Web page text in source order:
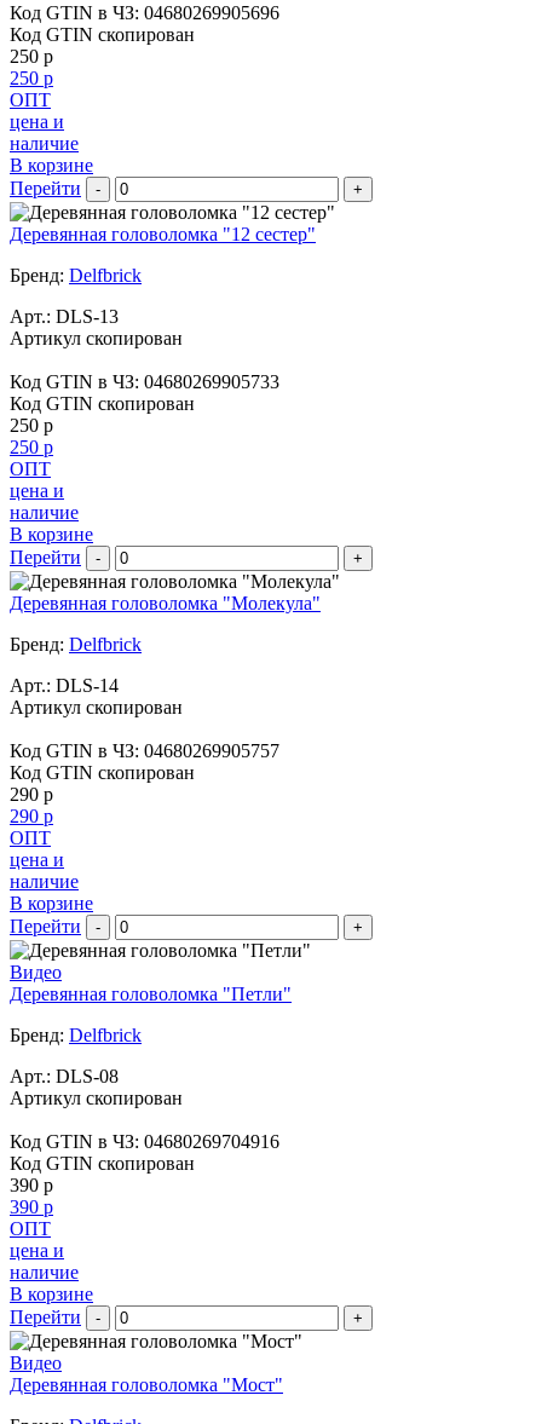
Код GTIN в ЧЗ: 04680269905696
Код GTIN скопирован
250 р
250 р
ОПТ
цена и
наличие
В корзине
Перейти
- +
Деревянная головоломка "12 сестер"
Бренд: Delfbrick
Арт.: DLS-13
Артикул скопирован
Код GTIN в ЧЗ: 04680269905733
Код GTIN скопирован
250 р
250 р
ОПТ
цена и
наличие
В корзине
Перейти
- +
Деревянная головоломка "Молекула"
Бренд: Delfbrick
Арт.: DLS-14
Артикул скопирован
Код GTIN в ЧЗ: 04680269905757
Код GTIN скопирован
290 р
290 р
ОПТ
цена и
наличие
В корзине
Перейти
- +
Видео
Деревянная головоломка "Петли"
Бренд: Delfbrick
Арт.: DLS-08
Артикул скопирован
Код GTIN в ЧЗ: 04680269704916
Код GTIN скопирован
390 р
390 р
ОПТ
цена и
наличие
В корзине
Перейти
- +
Видео
Деревянная головоломка "Мост"